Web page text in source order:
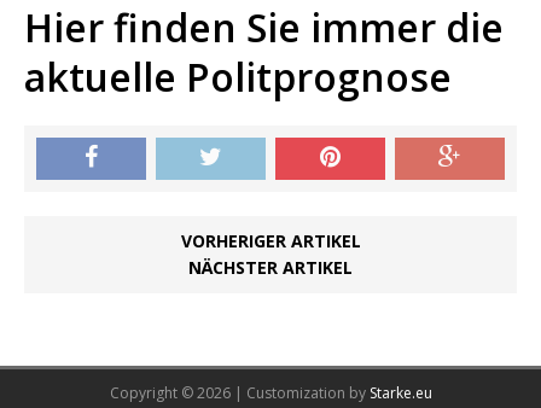
Hier finden Sie immer die
aktuelle Politprognose
VORHERIGER ARTIKEL
NÄCHSTER ARTIKEL
Copyright © 2026 | Customization by Starke.eu